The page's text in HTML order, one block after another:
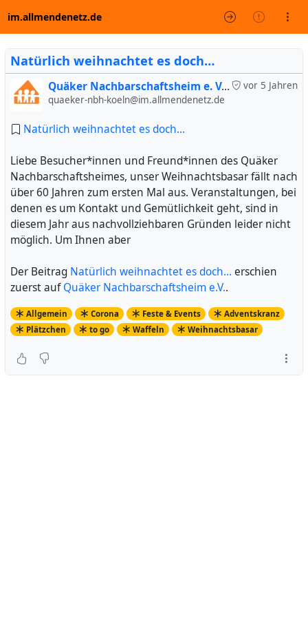
im.allmendenetz.de
Natürlich weihnachtet es doch…
vor 5 Jahren
Quäker Nachbarschaftsheim e. V. (inoffiziell)
quaeker-nbh-koeln@im.allmendenetz.de
Natürlich weihnachtet es doch…
Liebe Besucher*innen und Freund*innen des Quäker
Nachbarschaftsheimes, unser Weihnachtsbasar fällt nach
über 60 Jahren zum ersten Mal aus. Veranstaltungen, bei
denen es um Kontakt und Gemütlichkeit geht, sind in
diesem Jahr aus nachvollziehbaren Gründen leider nicht
möglich. Um Ihnen aber
Der Beitrag Natürlich weihnachtet es doch… erschien
zuerst aufQuäker Nachbarschaftsheim e.V..
Allgemein Corona Feste & Events
Adventskranz
Plätzchen
to go Waffeln Weihnachtsbasar